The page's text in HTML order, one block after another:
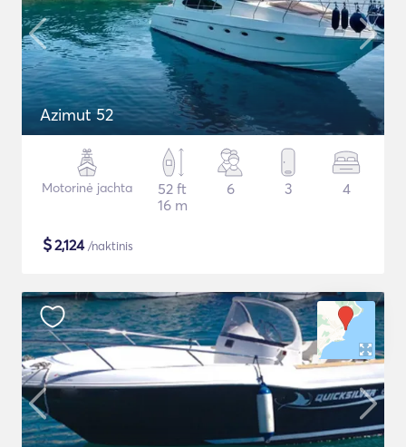
Azimut 52
Motorinė jachta
52 ft
16 m
6 3 4
$2,124/naktinis